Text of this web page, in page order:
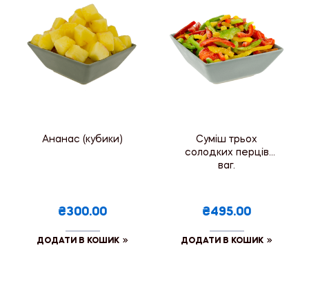
Ананас (кубики)
₴300.00
ДОДАТИ В КОШИК
Суміш трьох
солодких перців
ваг.
₴495.00
ДОДАТИ В КОШИК